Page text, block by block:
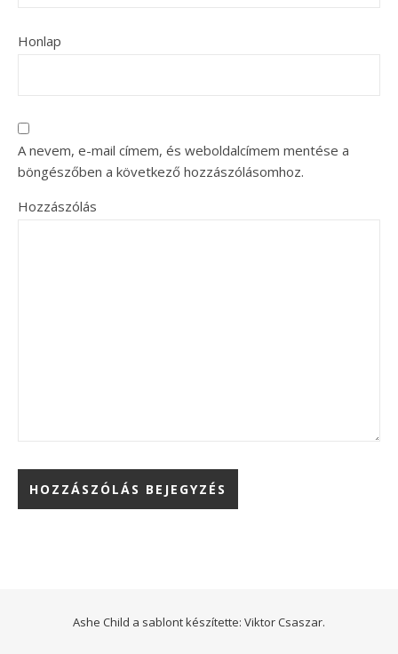
Honlap
A nevem, e-mail címem, és weboldalcímem mentése a
böngészőben a következő hozzászólásomhoz.
Hozzászólás
Ashe Child a sablont készítette: Viktor Csaszar.